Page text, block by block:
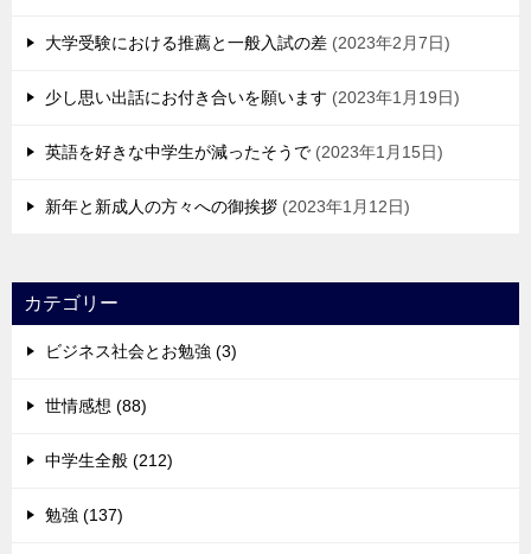
大学受験における推薦と一般入試の差 2023年2月7日
少し思い出話にお付き合いを願います 2023年1月19日
英語を好きな中学生が減ったそうで 2023年1月15日
新年と新成人の方々への御挨拶 2023年1月12日
カテゴリー
ビジネス社会とお勉強 (3)
世情感想 (88)
中学生全般 (212)
勉強 (137)